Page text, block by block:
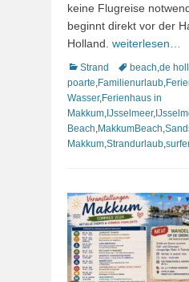
keine Flugreise
beginnt direkt vor der
Holland. weiterlesen…
Kategorien
Strand Schlagworte
beach de
poarte Familienurlaub
Wasser, Ferienhaus in
Makkum IJsselmeer,
Beach MakkumBeach
Makkum Strandurlaub